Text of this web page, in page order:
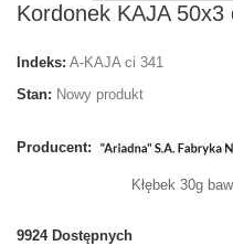
Kordonek KAJA 50x3
Indeks: A-KAJA ci 341
Stan: Nowy produkt
Producent:
Kłębek 30g
9924 Dostępnych